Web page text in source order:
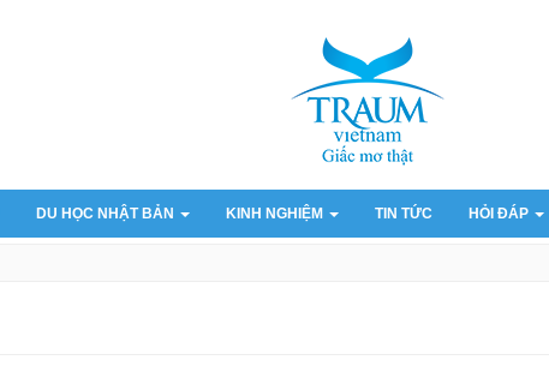
DU HỌC NHẬT BẢN KINH NGHIỆM TIN TỨC HỎI ĐÁP